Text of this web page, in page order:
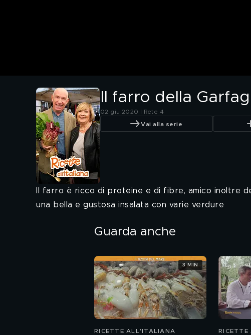
Il farro della
02 giu 2020 | Rete 4
Vai alla serie
Il farro è ricco di proteine e di fibre, amico inoltre
una bella e gustosa insalata con varie verdure
Guarda anche
RICETTE ALL'ITALIANA
3 MIN